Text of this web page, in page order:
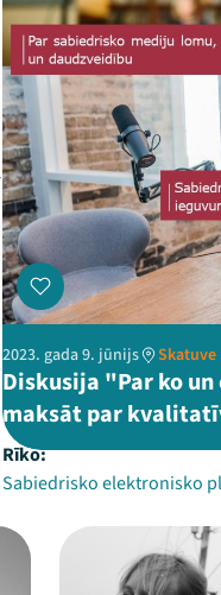
2023. gada 9. jūnijs Skatuve
Diskusija "Par ko
maksāt par
Rīko:
Sabiedrisko elektronisko